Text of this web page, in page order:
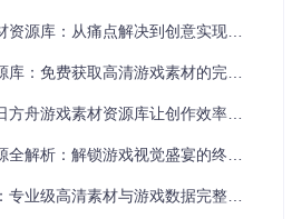
唯一ID
及序号（这里指"破碎日冕"系列第6款）
需三步：
库：从痛点解决到创意实现的完整指南
：免费获取高清游戏素材的完整指南
游戏素材资源库让创作效率提升10倍
解析：解锁游戏视觉盛宴的终极指南
业级高清素材与游戏数据完整指南